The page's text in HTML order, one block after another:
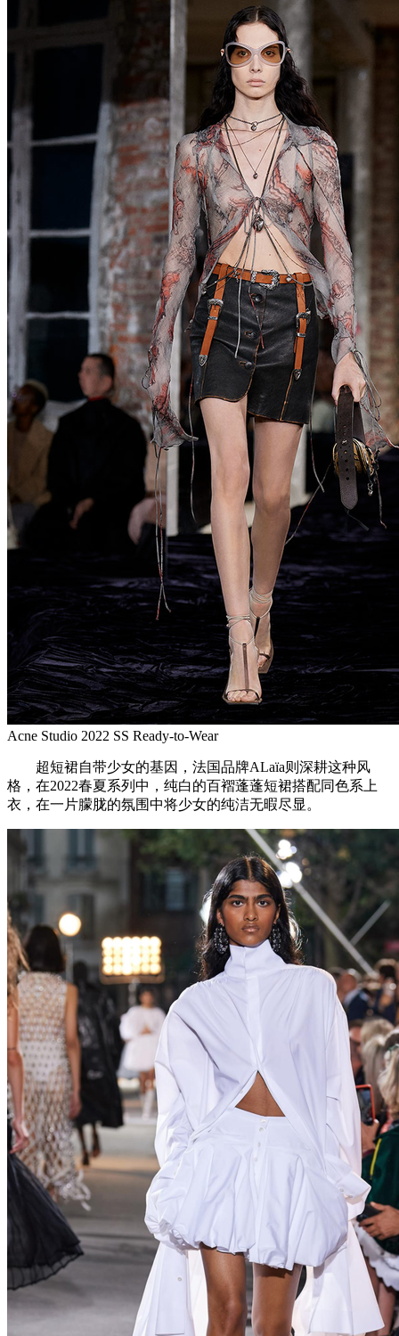
Acne Studio 2022 SS Ready-to-Wear
超短裙自带少女的基因，法国品牌ALaïa则深耕这种风
格，在2022春夏系列中，纯白的百褶蓬蓬短裙搭配同色系上
衣，在一片朦胧的氛围中将少女的纯洁无暇尽显。